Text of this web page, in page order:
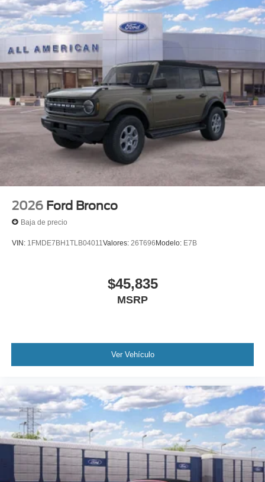
2026 Ford Bronco
Baja de precio
VIN: 1FMDE7BH1TLB04011Valores: 26T696Modelo: E7B
$45,835
MSRP
Ver Vehículo